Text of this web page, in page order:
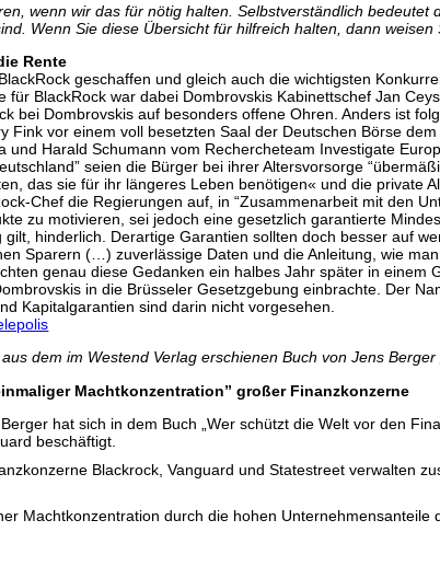
wenn wir das für nötig halten. Selbstverständlich
Wenn Sie diese Übersicht für hilfreich halten, dann
Rente
geschaffen und gleich auch die wichtigsten
für BlackRock war dabei Dombrovskis Kabinettschef Jan
bei Dombrovskis auf besonders offene Ohren. Anders ist
Fink vor einem voll besetzten Saal der Deutschen Börse
und Harald Schumann vom Rechercheteam Investigate
seien die Bürger bei ihrer Altersvorsorge
das sie für ihr längeres Leben benötigen« und die private
Chef die Regierungen auf, in “Zusammenarbeit mit den
zu motivieren, sei jedoch eine gesetzlich garantierte
gilt, hinderlich. Derartige Garantien sollten doch besser auf
Sparern (…) zuverlässige Daten und die Anleitung, wie
genau diese Gedanken ein halbes Jahr später in einem
in die Brüsseler Gesetzgebung einbrachte. Der
Kapitalgarantien sind darin nicht vorgesehen.
dem im Westend Verlag erschienen Buch von Jens Berger
Machtkonzentration” großer Finanzkonzerne
hat sich in dem Buch „Wer schützt die Welt vor den
beschäftigt.
Blackrock, Vanguard und Statestreet verwalten
Machtkonzentration durch die hohen